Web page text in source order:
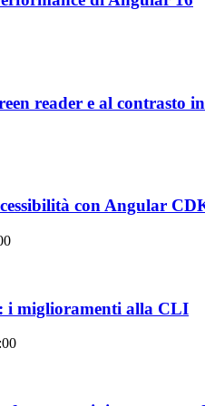
reader e al contrasto
con Angular
i miglioramenti alla CLI